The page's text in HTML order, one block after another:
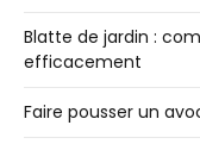
Blatte de jardin :
efficacement
Faire pousser un